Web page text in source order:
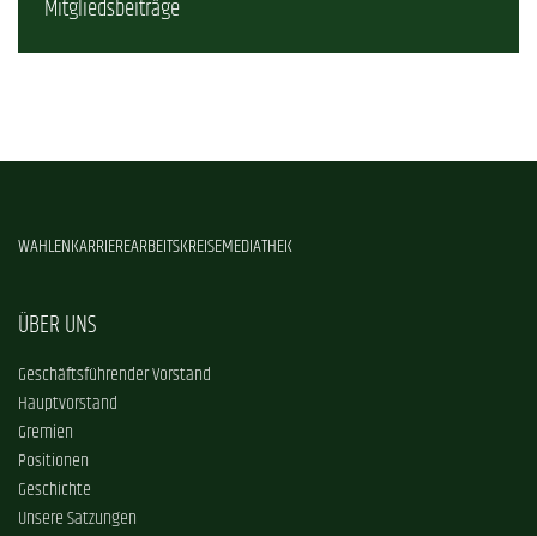
Mitgliedsbeiträge
WAHLENKARRIEREARBEITSKREISEMEDIATHEK
ÜBER UNS
Geschäftsführender Vorstand
Hauptvorstand
Gremien
Positionen
Geschichte
Unsere Satzungen